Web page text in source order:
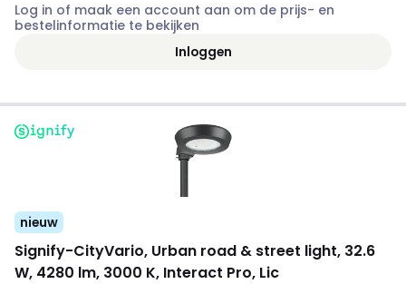
Log in of maak een account aan om de prijs- en
bestelinformatie te bekijken
Inloggen
nieuw
Signify-CityVario, Urban road & street light, 32.6
W, 4280 lm, 3000 K, Interact Pro, Lic